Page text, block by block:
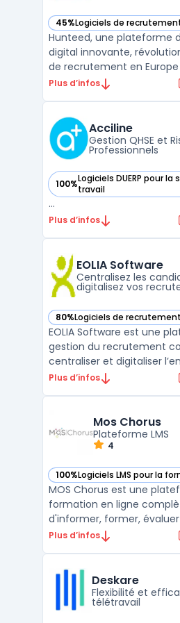
45%Logiciels de
— voir Hunteed dans cette
Hunteed, une plateforme
digital innovante,
de recrutement en
l'automatisation et
matching de profils précis
L'analyse de d ...
Plus d’infos
Acciline
Gestion QHSE et
Professionnels
100%Logiciels DUERP pour
travail
— voir Acciline dans cette
...
Plus d’infos
EOLIA Software
Centralisez les
digitalisez vos
80%Logiciels de
— voir EOLIA Software dans
EOLIA Software est une
gestion du recrutement
centraliser et digitaliser
processus, de la diffusion
recrutement, agences
de conseil IT et entreprises
Plus d’infos
Mos Chorus
Plateforme LMS
4
100%Logiciels LMS pour la
— voir Mos Chorus dans
MOS Chorus est une
formation en ligne
d'informer, former,
l'écosystème apprenant.
optimale des utilisateurs
Elle intègre un éditeur de ...
Plus d’infos
Deskare
Flexibilité et
télétravail